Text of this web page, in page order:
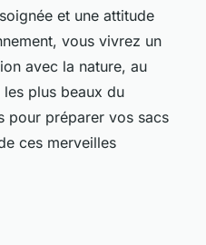
et une attitude
vous vivrez un
avec la nature, au
plus beaux du
pour préparer vos sacs
ces merveilles